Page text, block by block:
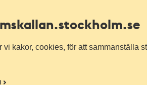
.stockholm.se
kakor, cookies, för att sammanställa